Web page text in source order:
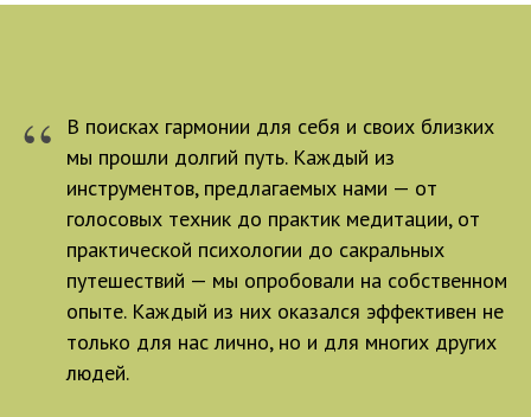
“
В поисках гармонии для себя и своих близких
мы прошли долгий путь. Каждый из
инструментов, предлагаемых нами — от
голосовых техник до практик медитации, от
практической психологии до сакральных
путешествий — мы опробовали на собственном
опыте. Каждый из них оказался эффективен не
только для нас лично, но и для многих других
людей.